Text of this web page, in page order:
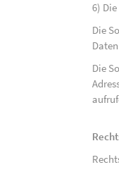
6)
Die
Die